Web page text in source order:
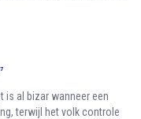
is al bizar wanneer een
terwijl het volk controle